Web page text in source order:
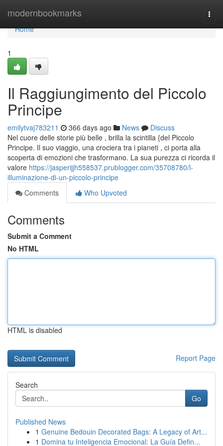
modernbookmarks
Home
Home
1
Il Raggiungimento del Piccolo
Principe
emilytvaj783211 366 days ago News
Discuss
Nel cuore delle storie più belle , brilla la scintilla {del Piccolo
Principe. Il suo viaggio, una crociera tra i pianeti , ci porta alla
scoperta di emozioni che trasformano. La sua purezza ci ricorda il
valore https://jasperijjh558537.prublogger.com/35708780/l-
illuminazione-di-un-piccolo-principe
Comments
Who Upvoted
Comments
Submit a Comment
No HTML
HTML is disabled
Report Page
Search
Go
Published News
1 Genuine Bedouin Decorated Bags: A Legacy of Art...
1 Domina tu Inteligencia Emocional: La Guía Defin...